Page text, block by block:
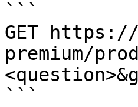
```
GET https://
premium/
```